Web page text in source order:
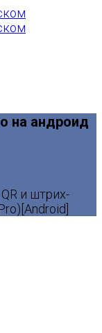
на андроид
и штрих-